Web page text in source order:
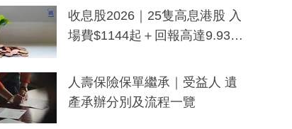
一度被誤當詐騙手段
收息股2026｜25隻高息港股 入
場費$1144起＋回報高達9.93
人壽保險保單繼承｜受益人 遺
產承辦分別及流程一覽